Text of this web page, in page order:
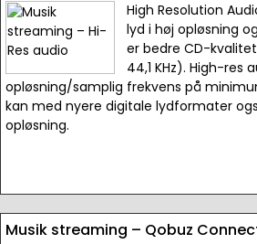
High Resolution
lyd i høj opløsning
er bedre CD-
44,1 KHz). High-res
opløsning/samplig frekvens på
kan med nyere digitale lydformater
opløsning.
Musik streaming – Qobuz